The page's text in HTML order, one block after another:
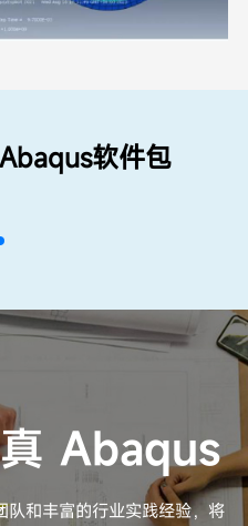
软件包
Abaqus
和丰富的行业实践经验，将